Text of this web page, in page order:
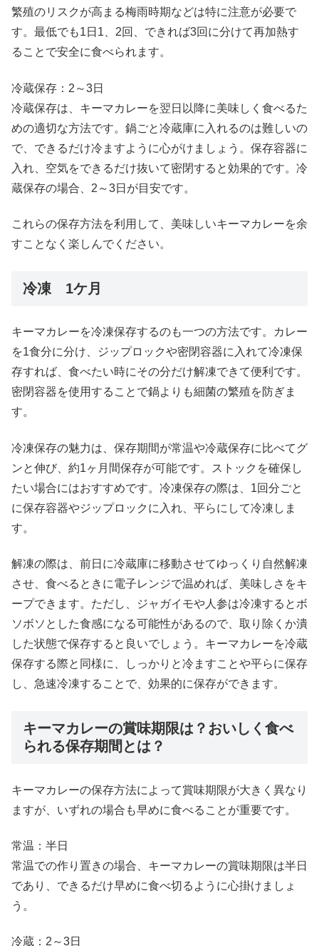
繁殖のリスクが高まる梅雨時期などは特に注意が必要で
す。最低でも1日1、2回、できれば3回に分けて再加熱す
ることで安全に食べられます。
冷蔵保存：2～3日
冷蔵保存は、キーマカレーを翌日以降に美味しく食べるた
めの適切な方法です。鍋ごと冷蔵庫に入れるのは難しいの
で、できるだけ冷ますように心がけましょう。保存容器に
入れ、空気をできるだけ抜いて密閉すると効果的です。冷
蔵保存の場合、2～3日が目安です。
これらの保存方法を利用して、美味しいキーマカレーを余
すことなく楽しんでください。
冷凍 1ケ月
キーマカレーを冷凍保存するのも一つの方法です。カレー
を1食分に分け、ジップロックや密閉容器に入れて冷凍保
存すれば、食べたい時にその分だけ解凍できて便利です。
密閉容器を使用することで鍋よりも細菌の繁殖を防ぎま
す。
冷凍保存の魅力は、保存期間が常温や冷蔵保存に比べてグ
ンと伸び、約1ヶ月間保存が可能です。ストックを確保し
たい場合にはおすすめです。冷凍保存の際は、1回分ごと
に保存容器やジップロックに入れ、平らにして冷凍しま
す。
解凍の際は、前日に冷蔵庫に移動させてゆっくり自然解凍
させ、食べるときに電子レンジで温めれば、美味しさをキ
ープできます。ただし、ジャガイモや人参は冷凍するとボ
ソボソとした食感になる可能性があるので、取り除くか潰
した状態で保存すると良いでしょう。キーマカレーを冷蔵
保存する際と同様に、しっかりと冷ますことや平らに保存
し、急速冷凍することで、効果的に保存ができます。
キーマカレーの賞味期限は？おいしく食べ
られる保存期間とは？
キーマカレーの保存方法によって賞味期限が大きく異なり
ますが、いずれの場合も早めに食べることが重要です。
常温：半日
常温での作り置きの場合、キーマカレーの賞味期限は半日
であり、できるだけ早めに食べ切るように心掛けましょ
う。
冷蔵：2～3日